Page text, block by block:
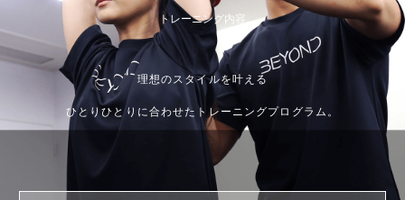
トレーニング内容
理想のスタイルを叶える
ひとりひとりに合わせたトレーニングプログラム。